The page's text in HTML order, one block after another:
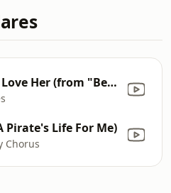
If I Can't Love Her (from "Beauty and the Beast")
Pirate's Life For Me)
Chorus